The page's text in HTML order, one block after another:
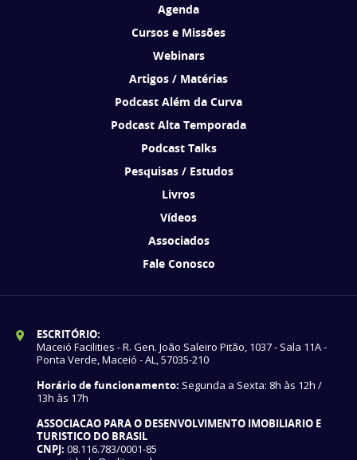
Agenda
Cursos e Missões
Webinars
Artigos / Matérias
Podcast Além da Curva
Podcast Alta Temporada
Podcast Talks
Pesquisas / Estudos
Livros
Vídeos
Associados
Fale Conosco
ESCRITÓRIO:
Maceió Facilities - R. Gen. João Saleiro Pitão, 1037 - Sala 11A -
Ponta Verde, Maceió - AL, 57035-210
Horário de funcionamento: Segunda a Sexta: 8h às 12h /
13h às 17h
ASSOCIACAO PARA O DESENVOLVIMENTO IMOBILIARIO E
TURISTICO DO BRASIL
CNPJ: 08.116.783/0001-85